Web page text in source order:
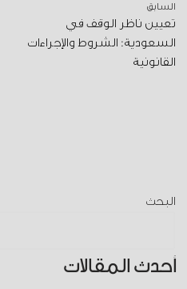
السابق
تعيين ناظر الوقف في
السعودية: الشروط والإجراءات
القانونية
البحث
أحدث المقالات